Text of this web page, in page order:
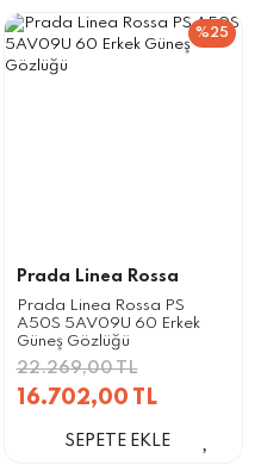
%25
Prada Linea Rossa
Prada Linea Rossa PS
A50S 5AV09U 60 Erkek
Güneş Gözlüğü
22.269,00 TL
16.702,00 TL
SEPETE EKLE